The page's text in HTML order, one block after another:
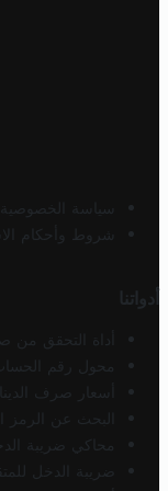
سياسة الخصوصية
شروط وأحكام
أدواتنا
أداة التحقق من
محول رقم
أسعار صرف
البحث عن الرمز
محاكي ضريبة
ضريبة الدخل